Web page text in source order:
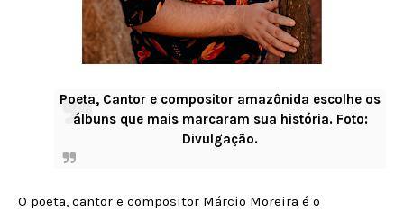
Poeta, Cantor e compositor amazônida escolhe os
álbuns que mais marcaram sua história. Foto:
Divulgação.
O poeta, cantor e compositor Márcio Moreira é o